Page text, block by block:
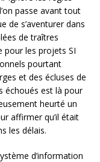
passe avant tout
de s’aventurer dans
de traîtres
pour les projets SI
pourtant
et des écluses de
échoués est là pour
heurté un
affirmer qu’il était
les délais.
d’information